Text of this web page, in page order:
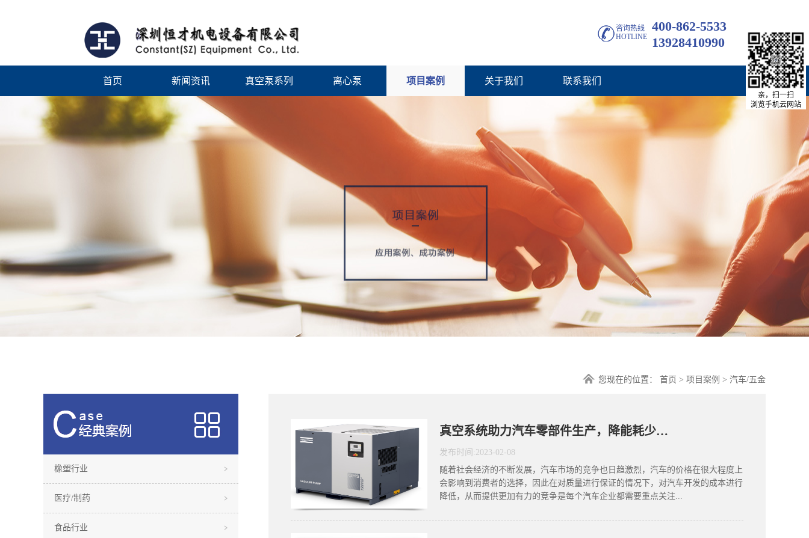
咨询热线
HOTLINE
400-862-5533
13928410990
首页 新闻资讯 真空泵系列 离心泵 项目案例 关于我们 联系我们
您现在的位置： 首页 > 项目案例 > 汽车/五金
橡塑行业
医疗/制药
食品行业
真空系统助力汽车零部件生产，降能耗少噪音低成本
发布时间: 2023-02-08
随着社会经济的不断发展，汽车市场的竞争也日趋激烈，汽车的价格在很大程度上
会影响到消费者的选择，因此在对质量进行保证的情况下，对汽车开发的成本进行
降低，从而提供更加有力的竞争是每个汽车企业都需要重点关注...
亲，扫一扫
浏览手机云网站